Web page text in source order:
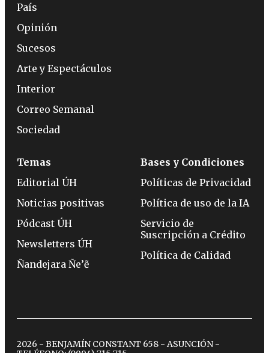
País
Opinión
Sucesos
Arte y Espectáculos
Interior
Correo Semanal
Sociedad
Temas
Editorial ÚH
Noticias positivas
Pódcast ÚH
Newsletters ÚH
Ñandejara Ñe’ẽ
Bases y Condiciones
Políticas de Privacidad
Política de uso de la IA
Servicio de
Suscripción a Crédito
Política de Calidad
2026 - BENJAMÍN CONSTANT 658 - ASUNCIÓN -